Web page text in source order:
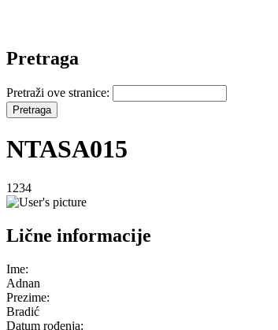
Pretraga
Pretraži ove stranice:
NTASA015
1234
Lične informacije
Ime:
Adnan
Prezime:
Bradić
Datum rođenja: